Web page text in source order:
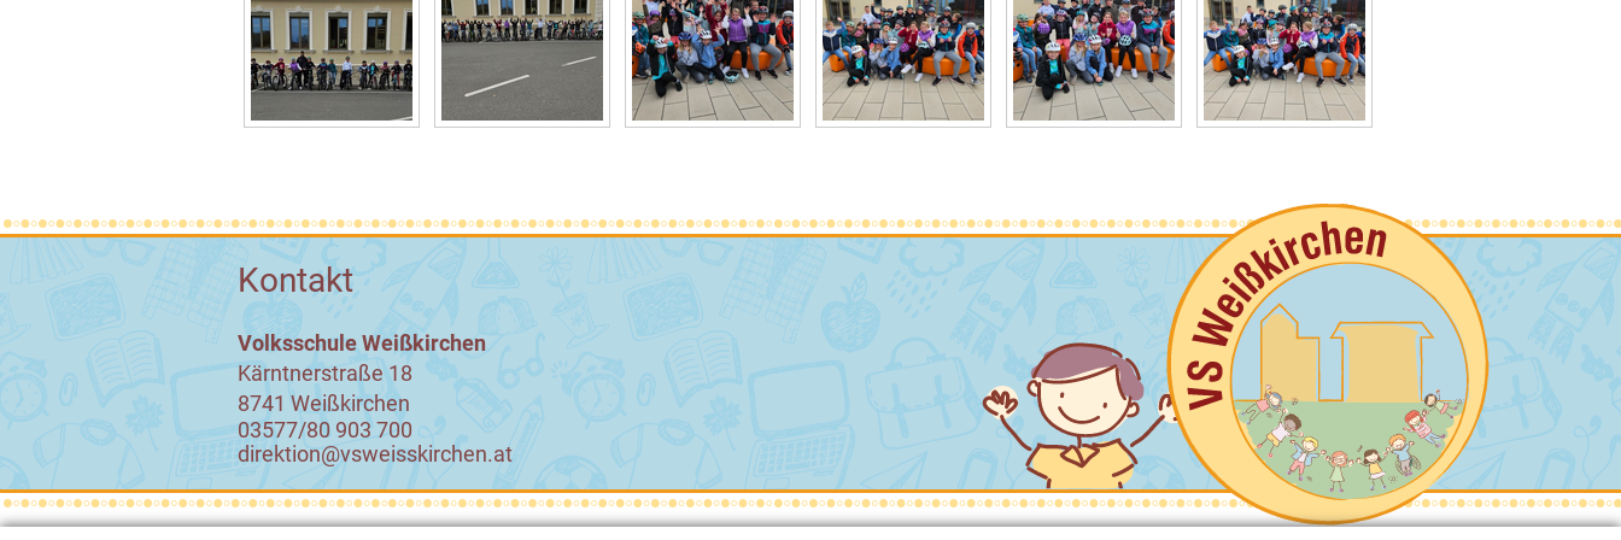
Kontakt
Volksschule Weißkirchen
Kärntnerstraße 18
8741 Weißkirchen
03577/80 903 700
direktion@vsweisskirchen.at